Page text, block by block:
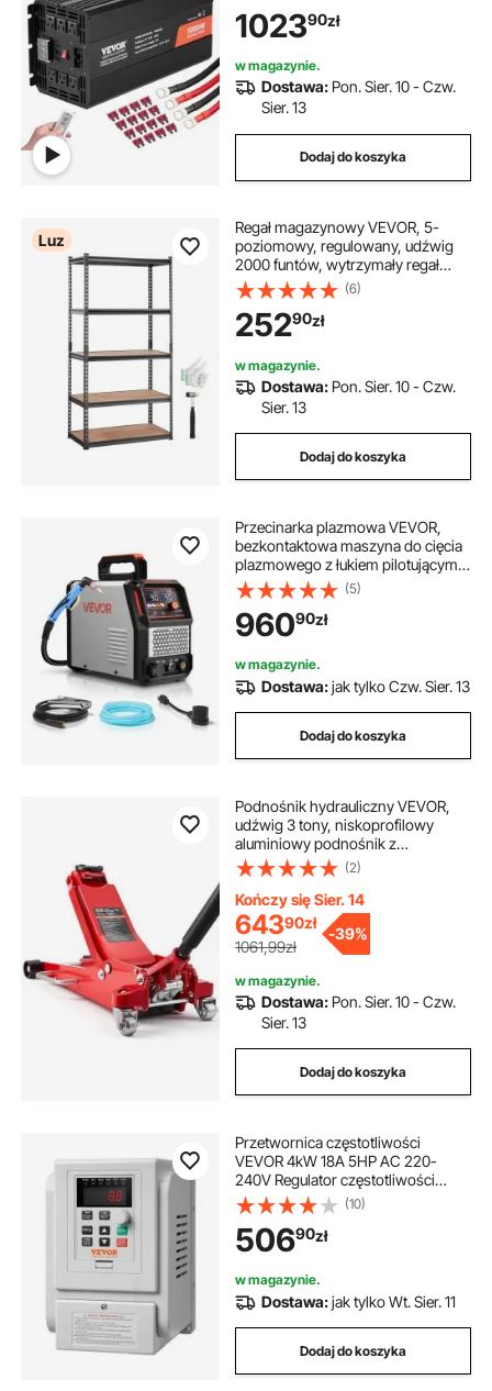
wyświetlaczem LCD i pilotem do
urządzeń gospodarstwa
domowego o dużej mocy
102390zł
w magazynie.
Dostawa: Pon. Sier. 10 - Czw.
Sier. 13
Dodaj do koszyka
Luz
Regał magazynowy VEVOR, 5-
poziomowy, regulowany, udźwig
2000 funtów, wytrzymały regał
garażowy, metalowy organizer,
czarny, dł. 36" x szer. 18" x wys. 72"
do kuchni, spiżarni, piwnicy,
łazienki i pralni
(6)
25290zł
w magazynie.
Dostawa: Pon. Sier. 10 - Czw.
Sier. 13
Dodaj do koszyka
Przecinarka plazmowa VEVOR,
bezkontaktowa maszyna do cięcia
plazmowego z łukiem pilotującym o
natężeniu 65 A, falownik IGBT z
wyświetlaczem cyfrowym, funkcją
2T/4T i regulowanym czasem
PA/PT do napraw domowych i
warsztatów
(5)
96090zł
w magazynie.
Dostawa:jak tylko Czw. Sier. 13
Dodaj do koszyka
Podnośnik hydrauliczny VEVOR,
udźwig 3 tony, niskoprofilowy
aluminiowy podnośnik z
dwutłokową pompą szybkiego
podnoszenia, podnośnik
samochodowy do samochodów
sportowych, SUV-ów i pickupów,
zakres podnoszenia 85–515 mm,
kolor czerwony
(2)
Kończy się Sier. 14
64390zł
1061,99zł
-39%
w magazynie.
Dostawa: Pon. Sier. 10 - Czw.
Sier. 13
Dodaj do koszyka
Przetwornica częstotliwości
VEVOR 4kW 18A 5HP AC 220-
240V Regulator częstotliwości
Regulator prędkości Przetwornica
częstotliwości Falownik Silnik
Falownik VFD Sterownik zmiennej
częstotliwości w tym 20 cm kabel
sterujący
(10)
50690zł
w magazynie.
Dostawa:jak tylko Wt. Sier. 11
Dodaj do koszyka